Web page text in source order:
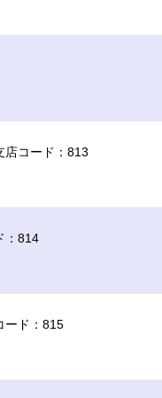
コード：813
：814
ド：815